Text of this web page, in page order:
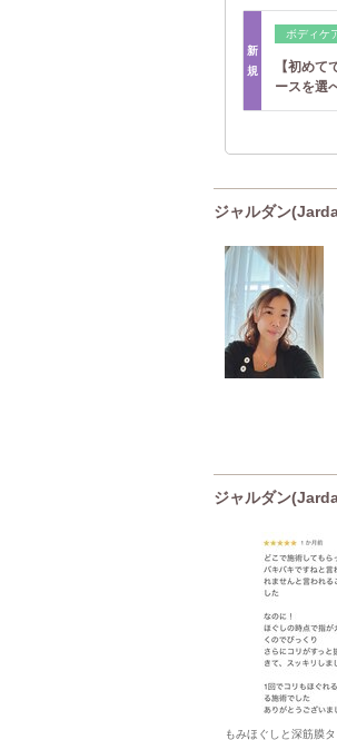
新
規
ボディケ
【初め
ースを選
ジャルダン
ジャルダン
もみほぐしと深筋膜